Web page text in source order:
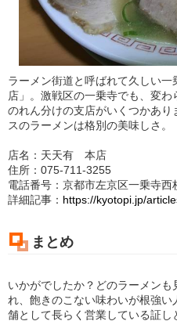
ラーメン街道と呼ばれて久しい
店」。激戦区の一乗寺でも、変わ
のれん分けの支店がいくつかあ
スのラーメンは格別の美味しさ。
店名：天天有 本店
住所：075-711-3255
電話番号：京都市左京区一乗寺西
詳細記事： https://kyotopi.jp/
まとめ
いかがでしたか？どのラーメン
れ、飽きのこない味わいが根強
舗として長らく営業している証